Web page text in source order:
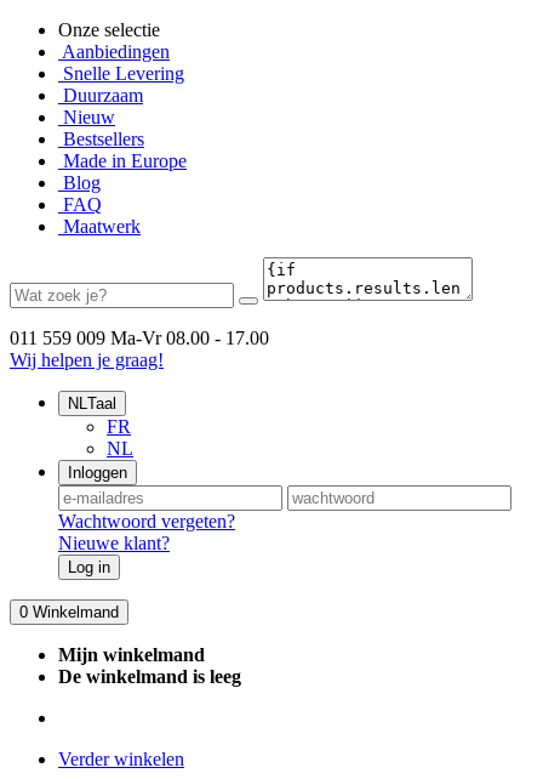
Onze selectie
Aanbiedingen
Snelle Levering
Duurzaam
Nieuw
Bestsellers
Made in Europe
Blog
FAQ
Maatwerk
011 559 009 Ma-Vr 08.00 - 17.00
Wij helpen je graag!
NLTaal
FR
NL
Inloggen
Wachtwoord vergeten?
Nieuwe klant?
Log in
0 Winkelmand
Mijn winkelmand
De winkelmand is leeg
Verder winkelen